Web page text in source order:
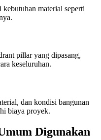
material seperti
pillar yang dipasang,
keseluruhan.
dan kondisi bangunan
biaya proyek.
Digunakan